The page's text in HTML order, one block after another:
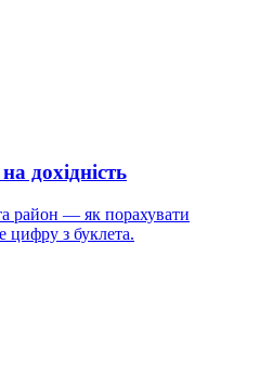
дохідність
район — як порахувати
цифру з буклета.